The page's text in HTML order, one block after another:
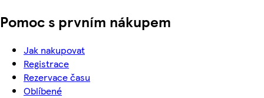
Pomoc s prvním nákupem
Jak nakupovat
Registrace
Rezervace času
Oblíbené